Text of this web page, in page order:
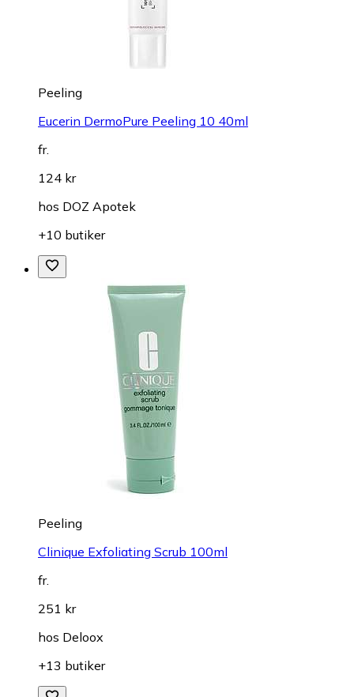
Peeling
Eucerin DermoPure Peeling 10 40ml
fr.
124 kr
hos DOZ Apotek
+10 butiker
Peeling
Clinique Exfoliating Scrub 100ml
fr.
251 kr
hos Deloox
+13 butiker